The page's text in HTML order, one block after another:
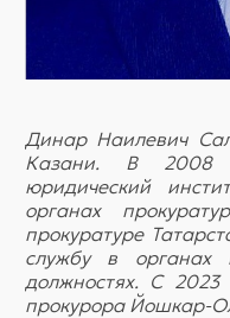
Динар Наилевич
Казани. В 2008
юридический
органах
прокуратуре
службу в органах
должностях. С 2023
прокурора Йошкар-